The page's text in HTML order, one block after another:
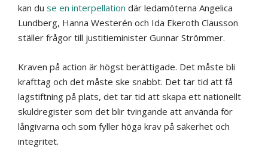
kan du se en interpellation där ledamöterna Angelica
Lundberg, Hanna Westerén och Ida Ekeroth Clausson
ställer frågor till justitieminister Gunnar Strömmer.
Kraven på action är högst berättigade. Det måste bli
krafttag och det måste ske snabbt. Det tar tid att få
lagstiftning på plats, det tar tid att skapa ett nationellt
skuldregister som det blir tvingande att använda för
långivarna och som fyller höga krav på säkerhet och
integritet.